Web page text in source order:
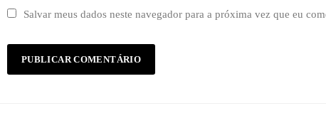
Salvar meus dados neste navegador para a próxima vez que eu